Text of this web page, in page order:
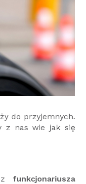
do przyjemnych.
z nas wie jak się
funkcjonariusza